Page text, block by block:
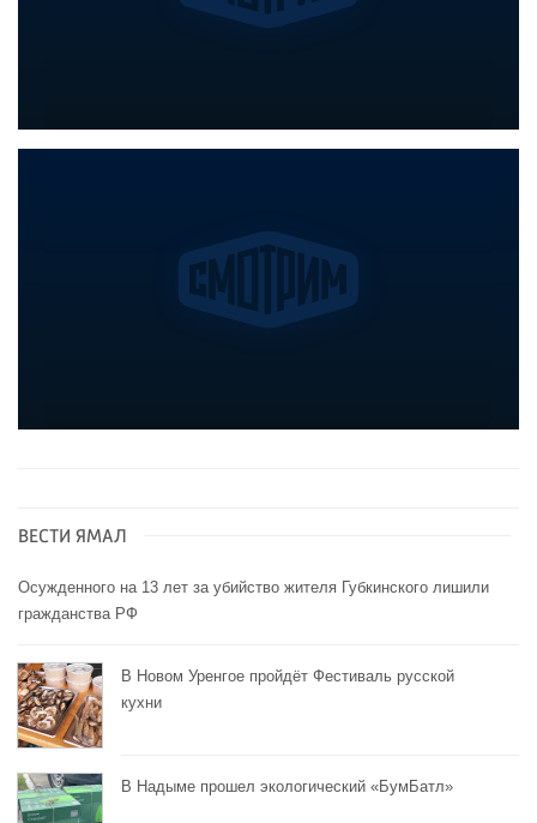
ВЕСТИ ЯМАЛ
Осужденного на 13 лет за убийство жителя Губкинского лишили
гражданства РФ
В Новом Уренгое пройдёт Фестиваль русской
кухни
В Надыме прошел экологический «БумБатл»